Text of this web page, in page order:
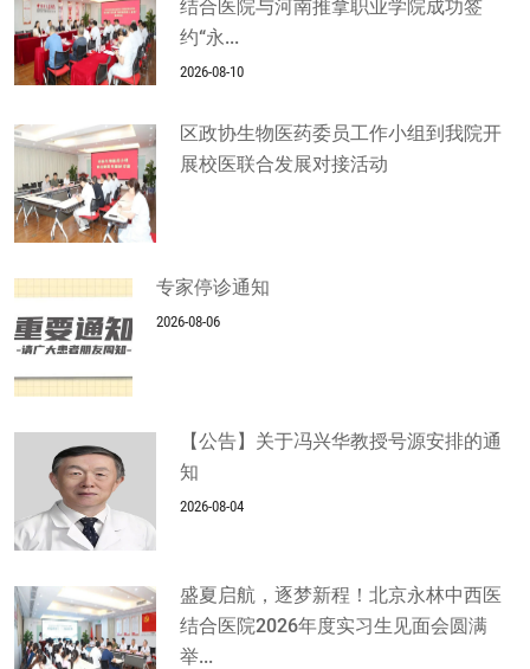
结合医院与河南推拿职业学院成功签
约“永...
2026-08-10
区政协生物医药委员工作小组到我院开
展校医联合发展对接活动
专家停诊通知
2026-08-06
【公告】关于冯兴华教授号源安排的通
知
2026-08-04
盛夏启航，逐梦新程！北京永林中西医
结合医院2026年度实习生见面会圆满
举...